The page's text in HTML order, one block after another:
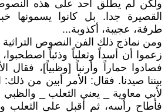
ولكن لم يطلق أحد على هذه
القصيرة جدا. بل كانوا يسمونها
طرفة، عجيبة، أكذوبة...
ومن نماذج ذلك الفن النصوص التراثية
زعموا أن أسداً وثعلباً وذئباً
فصادوا حماراً وأرنباً [وظبياً]، فقال
بيننا صيدنا. فقال: الأمر أبين من
لأبي معاوية _ يعني الثعلب _
فأطاح رأسه، ثم أقبل على الثعلب